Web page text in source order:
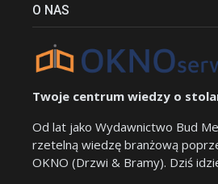
O NAS
Twoje centrum wiedzy o
Od lat jako Wydawnictwo Bud
rzetelną wiedzę branżową
OKNO (Drzwi & Bramy). Dziś